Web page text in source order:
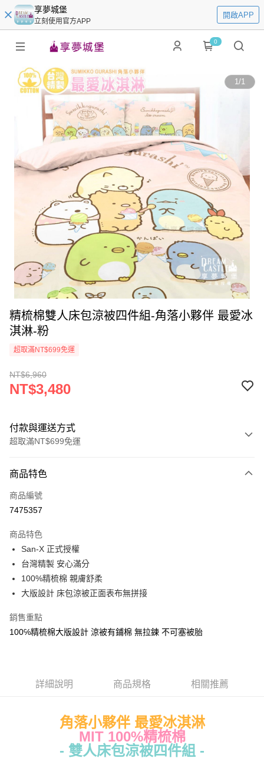
享夢城堡
立刻使用官方APP
開啟APP
0
1/1
精梳棉雙人床包涼被四件組-角落小夥伴 最愛冰
淇淋-粉
超取滿NT$699免運
NT$6,960
NT$3,480
付款與運送方式
超取滿NT$699免運
信用卡一次付款
超商取貨付款
Apple Pay
街口支付
悠遊付
Google Pay
ATM付款
全家★依產品說明
7-11★依產品說明
每筆NT$60，滿NT$699(含以上)免運費
商品特色
商品編號
7475357
商品特色
San-X 正式授權
台灣精製 安心滿分
100%精梳棉 親膚舒柔
大版設計 床包涼被正面表布無拼接
銷售重點
100℅精梳棉大版設計 涼被有鋪棉 無拉鍊 不可塞被胎
詳細說明 商品規格 相關推薦
角落小夥伴 最愛冰淇淋
MIT 100%精梳棉
- 雙人床包涼被四件組 -